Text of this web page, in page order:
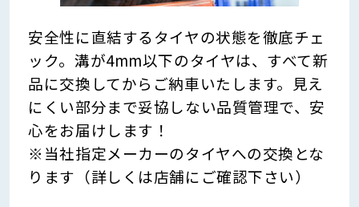
安全性に直結するタイヤの状態を徹底チェ
ック。溝が4mm以下のタイヤは、すべて新
品に交換してからご納車いたします。見え
にくい部分まで妥協しない品質管理で、安
心をお届けします！
※当社指定メーカーのタイヤへの交換とな
ります（詳しくは店舗にご確認下さい）